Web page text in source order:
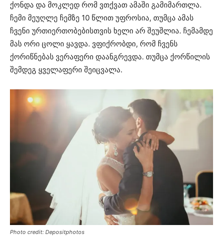
ქონდა და მოკლედ რომ ვთქვათ ამაში გამიმართლა.
ჩემი მეუღლე ჩემზე 10 წლით უფროსია, თუმცა ამას
ჩვენი ურთიერთობებისთვის ხელი არ შეუშლია. ჩემამდე
მას ორი ცოლი ყავდა. ვფიქრობდი, რომ ჩვენს
ქორიწნებას ვერაფერი დაანგრევდა. თუმცა ქორწილის
შემდეგ ყველაფერი შეიცვალა.
Photo credit: Depositphotos